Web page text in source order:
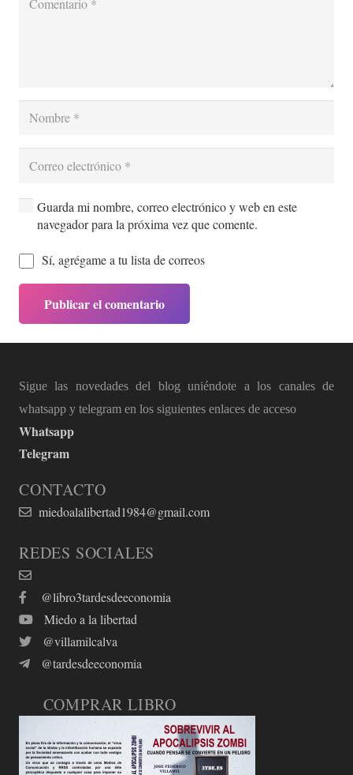
Guarda mi nombre, correo electrónico y web en este
navegador para la próxima vez que comente.
Sí, agrégame a tu lista de correos
Publicar el comentario
Sigue las novedades del blog uniéndote a los canales de
whatsapp y telegram en los siguientes enlaces de acceso
Whatsapp
Telegram
CONTACTO
miedoalalibertad1984@gmail.com
REDES SOCIALES
@libro3tardesdeeconomia
Miedo a la libertad
@villamilcalva
@tardesdeeconomia
COMPRAR LIBRO